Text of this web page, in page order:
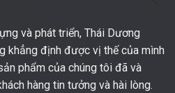
và phát triển, Thái Dương
khẳng định được vị thế của mình
phẩm của chúng tôi đã và
hàng tin tưởng và hài lòng.